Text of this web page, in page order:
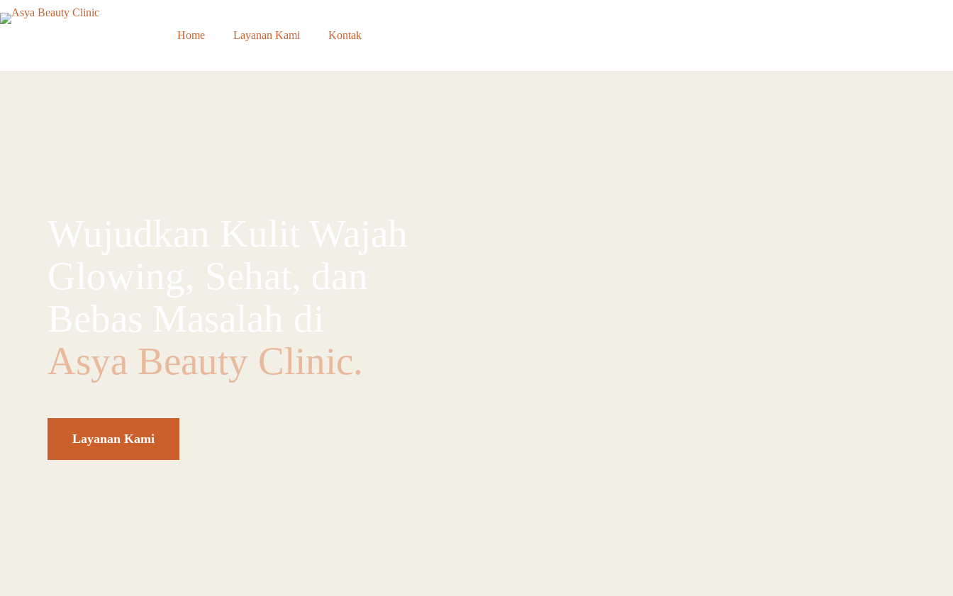
Home Layanan Kami Kontak
Wujudkan Kulit Wajah
Glowing, Sehat, dan
Bebas Masalah di
Asya Beauty Clinic.
Layanan Kami